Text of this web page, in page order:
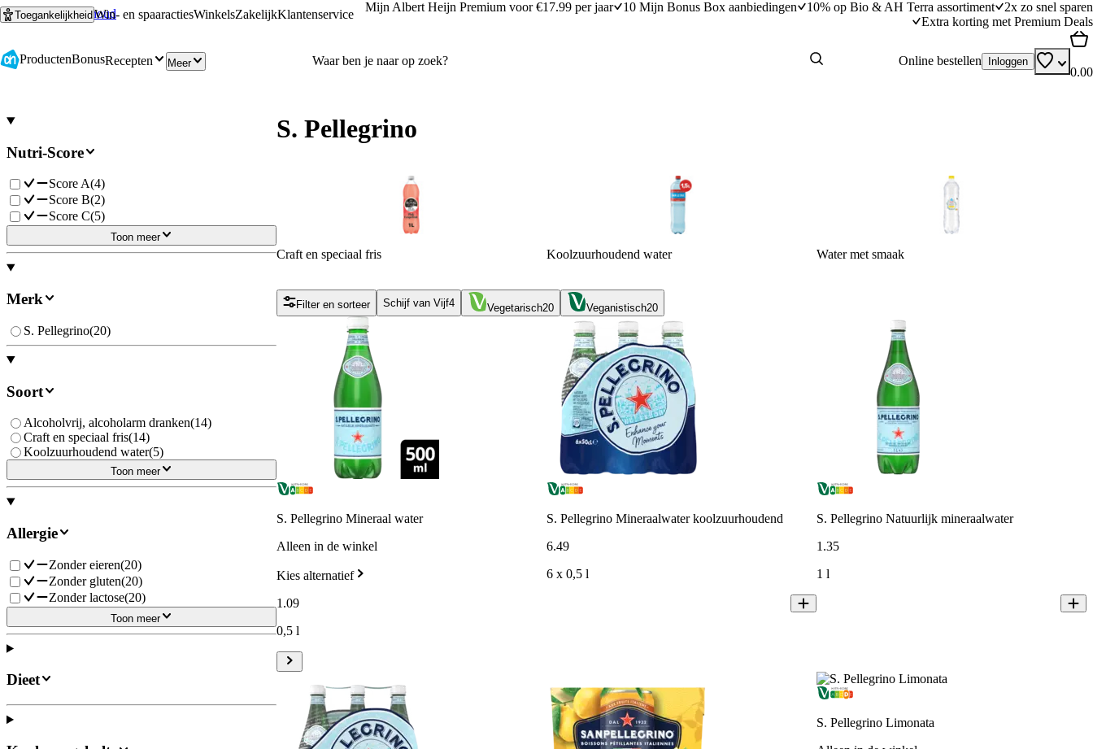
Ga naar hoofdinhoud
Ga naar zoeken
ToegankelijkheidWin- en spaaractiesWinkelsZakelijkKlantenservice
Mijn Albert Heijn Premium voor €17.99 per jaar 10 Mijn Bonus Box aanbiedingen 10% op Bio & AH Terra assortiment
2x zo snel sparen
Extra korting met Premium Deals
ProductenBonusRecepten Meer Online bestellen Inloggen
0.00
Nutri-Score
Score A(4)
Score B(2)
Score C(5)
Toon meer
Merk
S. Pellegrino(20)
Soort
Alcoholvrij, alcoholarm dranken(14)
Craft en speciaal fris(14)
Koolzuurhoudend water(5)
Toon meer
Allergie
Zonder eieren(20)
Zonder gluten(20)
Zonder lactose(20)
Toon meer
Dieet
S. Pellegrino
Craft en speciaal fris Koolzuurhoudend water Water met smaak
Filter en sorteer Schijf van Vijf4 Vegetarisch20 Veganistisch20
S. Pellegrino Mineraal water
Alleen in de winkel
Kies alternatief
1.09
0,5 l
S. Pellegrino Mineraalwater koolzuurhoudend
6.49
6 x 0,5 l
S. Pellegrino Natuurlijk mineraalwater
1.35
1 l
S. Pellegrino Limonata